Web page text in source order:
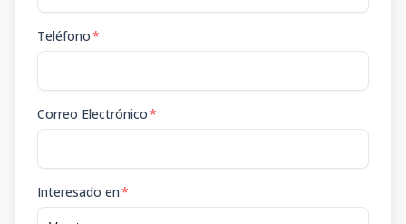
Teléfono*
Correo Electrónico*
Interesado en*